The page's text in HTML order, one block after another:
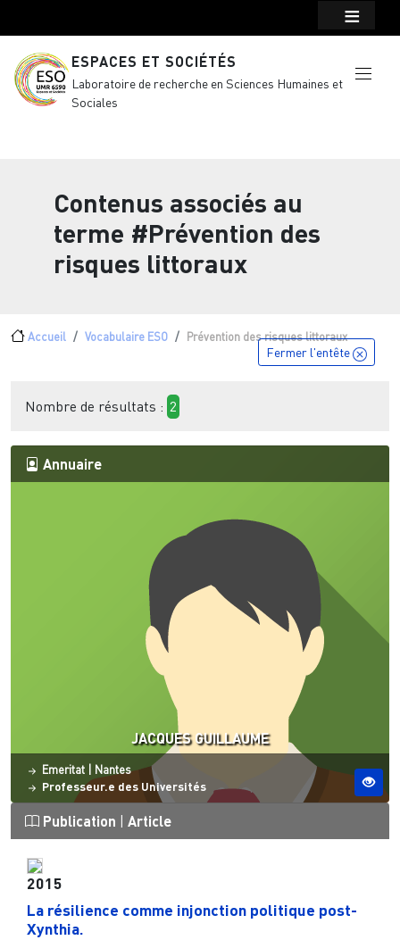
ESPACES ET SOCIÉTÉS
Laboratoire de recherche en Sciences Humaines et
Sociales
Contenus associés au
terme #Prévention des
risques littoraux
Fil d'Ariane
Accueil Vocabulaire ESO Prévention des risques littoraux
Fermer l'entête
Nombre de résultats : 2
Annuaire
JACQUES GUILLAUME
Statut
Emeritat Site ESO
Nantes
Professeur.e des Universités
Publication Article
2015
La résilience comme injonction politique post-
Xynthia.